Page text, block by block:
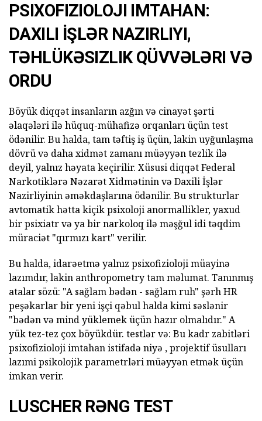
PSIXOFIZIOLOJI IMTAHAN:
DAXILI İŞLƏR NAZIRLIYI,
TƏHLÜKƏSIZLIK QÜVVƏLƏRI VƏ
ORDU
Böyük diqqət insanların azğın və cinayət şərti
əlaqələri ilə hüquq-mühafizə orqanları üçün test
ödənilir. Bu halda, tam təftiş iş üçün, lakin uyğunlaşma
dövrü və daha xidmət zamanı müəyyən tezlik ilə
deyil, yalnız həyata keçirilir. Xüsusi diqqət Federal
Narkotiklərə Nəzarət Xidmətinin və Daxili İşlər
Nazirliyinin əməkdaşlarına ödənilir. Bu strukturlar
avtomatik hətta kiçik psixoloji anormallikler, yaxud
bir psixiatr və ya bir narkoloq ilə məşğul idi təqdim
müraciət "qırmızı kart" verilir.
Bu halda, idarəetmə yalnız psixofizioloji müayinə
lazımdır, lakin anthropometry tam məlumat. Tanınmış
atalar sözü: "A sağlam bədən - sağlam ruh" şərh HR
peşəkarlar bir yeni işçi qəbul halda kimi səslənir
"bədən və mind yüklemek üçün hazır olmalıdır." A
yük tez-tez çox böyükdür. testlər və: Bu kadr zabitləri
psixofizioloji imtahan istifadə niyə , projektif üsulları
lazımi psikolojik parametrləri müəyyən etmək üçün
imkan verir.
LUSCHER RƏNG TEST